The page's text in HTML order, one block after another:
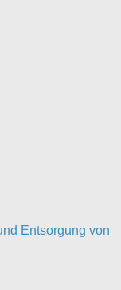
Entsorgung von